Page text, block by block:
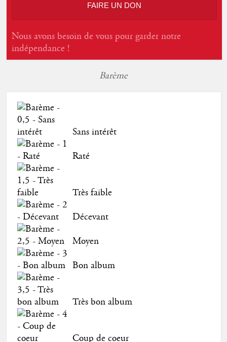
FAIRE UN DON
Nous avons besoin de vous pour garder notre
indépendance !
Barème
Sans intérêt
Raté
Très faible
Décevant
Moyen
Bon album
Très bon album
Coup de coeur